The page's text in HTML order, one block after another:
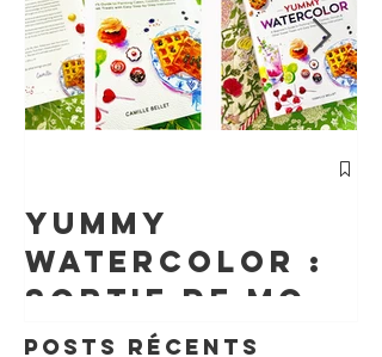
Yummy
watercolor :
sortie de mon
livre aux
Posts Récents